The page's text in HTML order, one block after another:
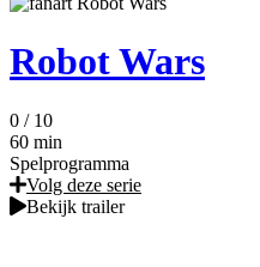
Robot Wars
0 / 10
60 min
Spelprogramma
Volg deze serie
Bekijk trailer